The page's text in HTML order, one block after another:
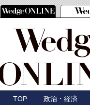
TOP 政治・経済